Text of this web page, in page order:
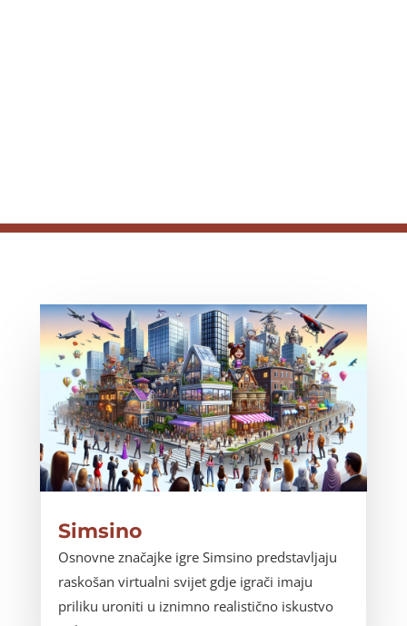
Simsino
Osnovne značajke igre Simsino predstavljaju
raskošan virtualni svijet gdje igrači imaju
priliku uroniti u iznimno realistično iskustvo